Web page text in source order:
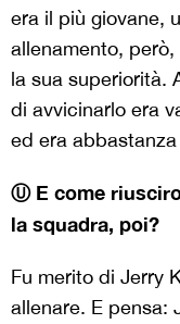
era il più giovane,
allenamento,
la sua superiorità.
di avvicinarlo era
ed era
Ⓤ E come
la squadra, poi?
Fu merito di Jerry
allenare. E pensa: